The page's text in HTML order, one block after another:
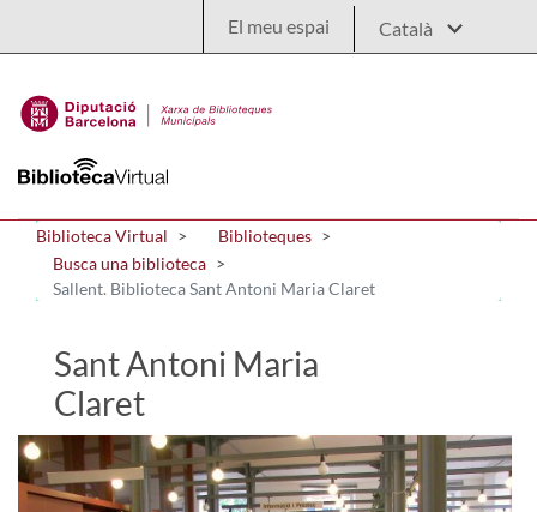
El meu espai
Biblioteca Virtual
Biblioteques
Busca una biblioteca
Sallent. Biblioteca Sant Antoni Maria Claret
Sant Antoni Maria
Claret